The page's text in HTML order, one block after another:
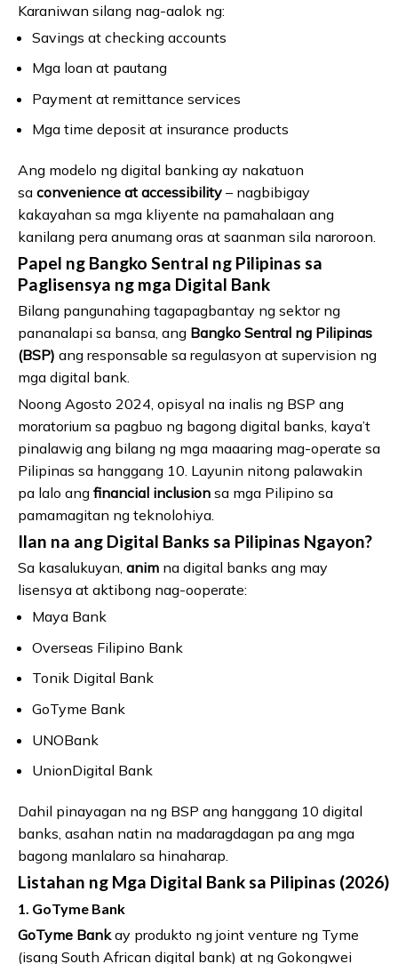
Karaniwan silang nag-aalok ng:
Savings at checking accounts
Mga loan at pautang
Payment at remittance services
Mga time deposit at insurance products
Ang modelo ng digital banking ay nakatuon
sa convenience at accessibility – nagbibigay
kakayahan sa mga kliyente na pamahalaan ang
kanilang pera anumang oras at saanman sila naroroon.
Papel ng Bangko Sentral ng Pilipinas sa
Paglisensya ng mga Digital Bank
Bilang pangunahing tagapagbantay ng sektor ng
pananalapi sa bansa, ang Bangko Sentral ng Pilipinas
(BSP) ang responsable sa regulasyon at supervision ng
mga digital bank.
Noong Agosto 2024, opisyal na inalis ng BSP ang
moratorium sa pagbuo ng bagong digital banks, kaya’t
pinalawig ang bilang ng mga maaaring mag-operate sa
Pilipinas sa hanggang 10. Layunin nitong palawakin
pa lalo ang financial inclusion sa mga Pilipino sa
pamamagitan ng teknolohiya.
Ilan na ang Digital Banks sa Pilipinas Ngayon?
Sa kasalukuyan, anim na digital banks ang may
lisensya at aktibong nag-ooperate:
Maya Bank
Overseas Filipino Bank
Tonik Digital Bank
GoTyme Bank
UNOBank
UnionDigital Bank
Dahil pinayagan na ng BSP ang hanggang 10 digital
banks, asahan natin na madaragdagan pa ang mga
bagong manlalaro sa hinaharap.
Listahan ng Mga Digital Bank sa Pilipinas (2026)
1. GoTyme Bank
GoTyme Bankay produkto ng joint venture ng Tyme
(isang South African digital bank) at ng Gokongwei